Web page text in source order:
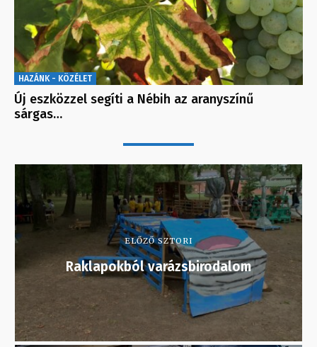
HAZÁNK - KÖZÉLET
Új eszközzel segíti a Nébih az aranyszínű
sárgas…
ELŐZŐ SZTORI
Raklapokból varázsbirodalom